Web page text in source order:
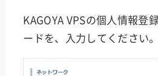
KAGOYA VPSの個人情報登
ードを、入力してください。